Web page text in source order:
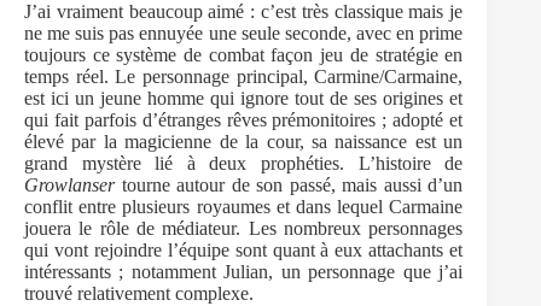
J’ai vraiment beaucoup aimé : c’est très classique mais je
ne me suis pas ennuyée une seule seconde, avec en prime
toujours ce système de combat façon jeu de stratégie en
temps réel. Le personnage principal, Carmine/Carmaine,
est ici un jeune homme qui ignore tout de ses origines et
qui fait parfois d’étranges rêves prémonitoires ; adopté et
élevé par la magicienne de la cour, sa naissance est un
grand mystère lié à deux prophéties. L’histoire de
Growlansertourne autour de son passé, mais aussi d’un
conflit entre plusieurs royaumes et dans lequel Carmaine
jouera le rôle de médiateur. Les nombreux personnages
qui vont rejoindre l’équipe sont quant à eux attachants et
intéressants ; notamment Julian, un personnage que j’ai
trouvé relativement complexe.